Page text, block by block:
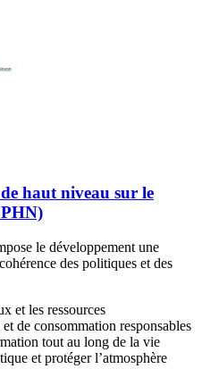
haut niveau sur le
le développement une
des politiques et des
et les ressources
de consommation responsables
tout au long de la vie
et protéger l’atmosphère